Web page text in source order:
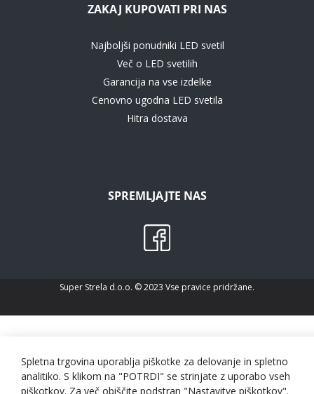
ZAKAJ KUPOVATI PRI NAS
Najboljši ponudniki LED svetil
Več o LED svetilih
Garancija na vse izdelke
Cenovno ugodna LED svetila
Hitra dostava
SPREMLJAJTE NAS
Super Strela d.o.o. © 2023 Vse pravice pridržane.
Spletna trgovina uporablja piškotke za delovanje in spletno
analitiko. S klikom na "POTRDI" se strinjate z uporabo vseh
piškotkov. Za več obiščite podstran "Nastavitve piškotkov".